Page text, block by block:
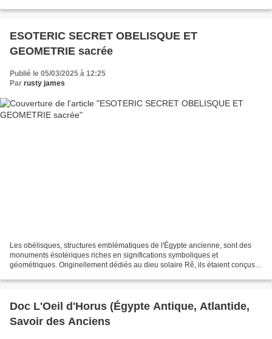
ESOTERIC SECRET OBELISQUE ET
GEOMETRIE sacrée
Publié le 05/03/2025 à 12:25
Par rusty james
Les obélisques, structures emblématiques de l'Égypte ancienne, sont des
monuments ésotériques riches en significations symboliques et
géométriques. Originellement dédiés au dieu solaire Rê, ils étaient conçus
Doc L'Oeil d'Horus (Égypte Antique, Atlantide,
Savoir des Anciens